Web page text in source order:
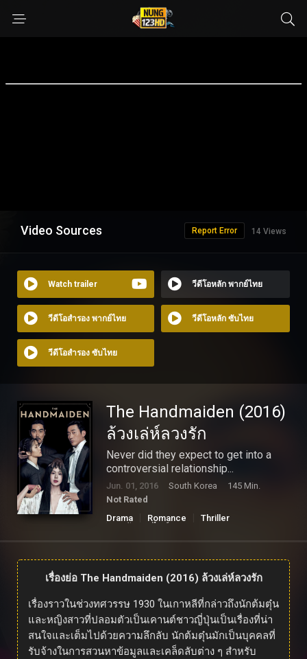
Video Sources 14 Views
Report Error
Watch trailer วีดีโอหลัก พากย์ไทย
วีดีโอสำรอง พากย์ไทย วีดีโอหลัก ซับไทย
วีดีโอสำรอง ซับไทย
The Handmaiden (2016)
ล้วงเล่ห์ลวงรัก
Never did they expect to get into a
controversial relationship...
Jun. 01, 2016 South Korea
145 Min.
Not Rated
Drama
Romance
Thriller
เรื่องย่อ The Handmaiden (2016) ล้วงเล่ห์ลวงรัก
เรื่องราวในช่วงทศวรรษ 1930 ในเกาหลีที่กล่าวถึงนักต้มตุ๋น
และหญิงสาวที่ปลอมตัวเป็นเคานต์ชาวญี่ปุ่นเป็นเรื่องที่น่า
สนใจและเต็มไปด้วยความลึกลับ นักต้มตุ๋นมักเป็นบุคคลที่
รับจ้างในการสวนหาข้อมูลและเคล็ดลับต่าง ๆ สำหรับ